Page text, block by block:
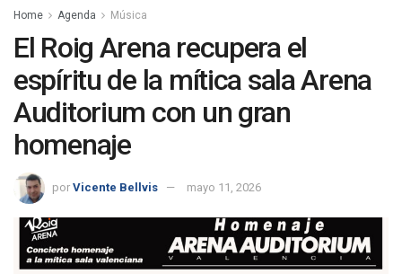
Home Agenda Música
El Roig Arena recupera el
espíritu de la mítica sala Arena
Auditorium con un gran
homenaje
por Vicente Bellvis mayo 11, 2026